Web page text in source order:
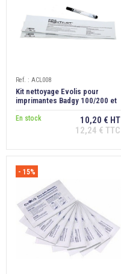
Ref. : ACL008
Kit nettoyage Evolis pour
imprimantes Badgy 100/200 et
En stock
10,20 € HT
12,24 € TTC
- 15%